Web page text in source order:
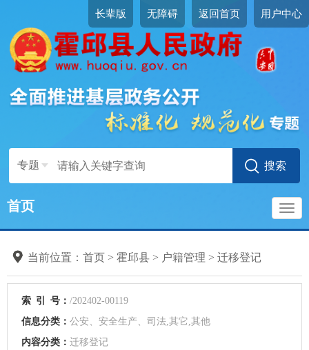
长辈版 无障碍 返回首页 用户中心
专题
首页
当前位置： 首页 > 霍邱县 > 户籍管理 > 迁移登记
索 引 号： /202402-00119
信息分类： 公安、安全生产、司法,其它,其他
内容分类： 迁移登记